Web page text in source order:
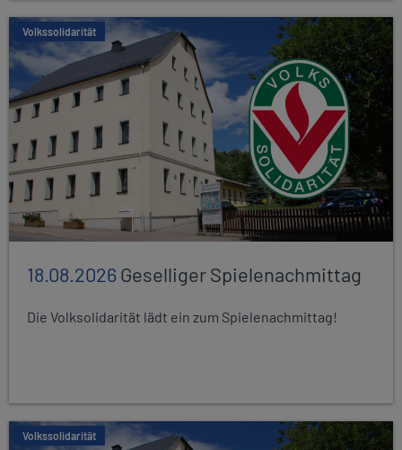
Volkssolidarität
18.08.2026Geselliger Spielenachmittag
Die Volksolidarität lädt ein zum Spielenachmittag!
Volkssolidarität